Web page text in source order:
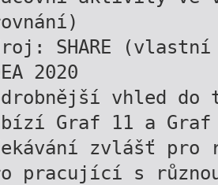
SHARE
2020
vhled do
Graf 11 a
zvlášť pro
pracující s